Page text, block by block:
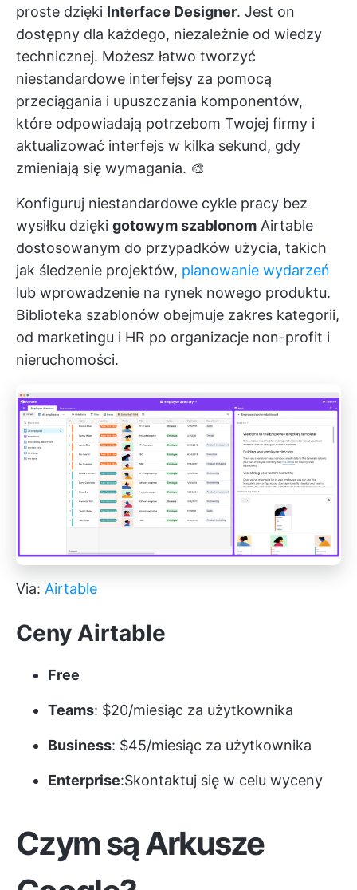
proste dzięki Interface Designer. Jest on
dostępny dla każdego, niezależnie od wiedzy
technicznej. Możesz łatwo tworzyć
niestandardowe interfejsy za pomocą
przeciągania i upuszczania komponentów,
które odpowiadają potrzebom Twojej firmy i
aktualizować interfejs w kilka sekund, gdy
zmieniają się wymagania. 🎨
Konfiguruj niestandardowe cykle pracy bez
wysiłku dzięki gotowym szablonom Airtable
dostosowanym do przypadków użycia, takich
jak śledzenie projektów, planowanie wydarzeń
lub wprowadzenie na rynek nowego produktu.
Biblioteka szablonów obejmuje zakres kategorii,
od marketingu i HR po organizacje non-profit i
nieruchomości.
Via: Airtable
Ceny Airtable
Free
Teams: $20/miesiąc za użytkownika
Business: $45/miesiąc za użytkownika
Enterprise:Skontaktuj się w celu wyceny
Czym są Arkusze